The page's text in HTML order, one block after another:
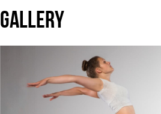
GALLERY